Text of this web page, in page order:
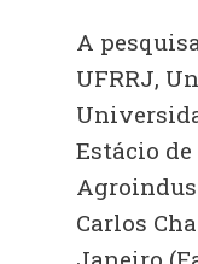
A
UFRRJ,
Estácio de
Carlos